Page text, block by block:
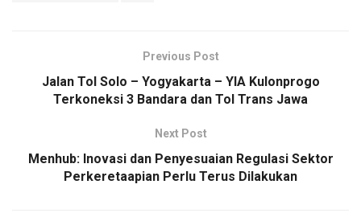
Previous Post
Jalan Tol Solo – Yogyakarta – YIA Kulonprogo
Terkoneksi 3 Bandara dan Tol Trans Jawa
Next Post
Menhub: Inovasi dan Penyesuaian Regulasi Sektor
Perkeretaapian Perlu Terus Dilakukan